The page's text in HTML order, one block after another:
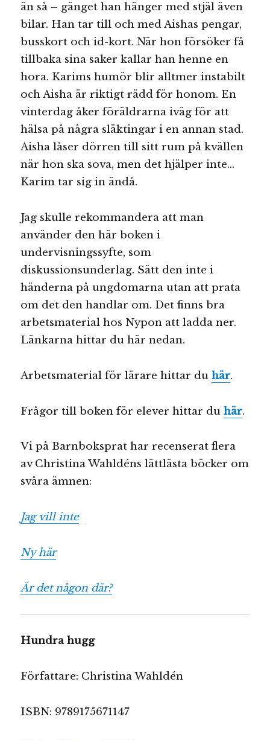
än så – gänget han hänger med stjäl även
bilar. Han tar till och med Aishas pengar,
busskort och id-kort. När hon försöker få
tillbaka sina saker kallar han henne en
hora. Karims humör blir alltmer instabilt
och Aisha är riktigt rädd för honom. En
vinterdag åker föräldrarna iväg för att
hälsa på några släktingar i en annan stad.
Aisha låser dörren till sitt rum på kvällen
när hon ska sova, men det hjälper inte…
Karim tar sig in ändå.
Jag skulle rekommandera att man
använder den här boken i
undervisningssyfte, som
diskussionsunderlag. Sätt den inte i
händerna på ungdomarna utan att prata
om det den handlar om. Det finns bra
arbetsmaterial hos Nypon att ladda ner.
Länkarna hittar du här nedan.
Arbetsmaterial för lärare hittar duhär.
Frågor till boken för elever hittar duhär.
Vi på Barnboksprat har recenserat flera
av Christina Wahldéns lättlästa böcker om
svåra ämnen:
Jag vill inte
Ny här
Är det någon där?
Hundra hugg
Författare: Christina Wahldén
ISBN: 9789175671147